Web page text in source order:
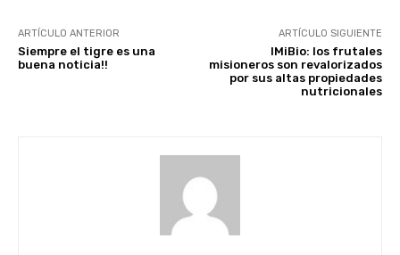
ARTÍCULO ANTERIOR
Siempre el tigre es una
buena noticia!!
ARTÍCULO SIGUIENTE
IMiBio: los frutales
misioneros son revalorizados
por sus altas propiedades
nutricionales